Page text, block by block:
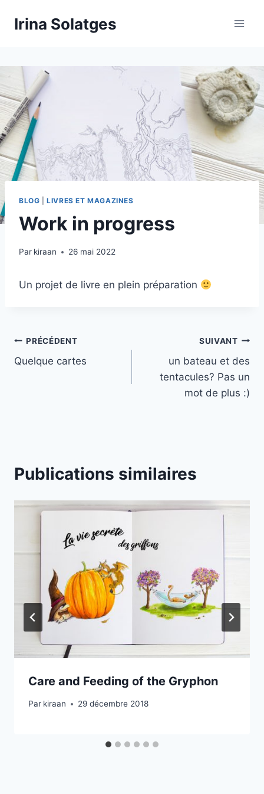
Irina Solatges
BLOG |LIVRES ET MAGAZINES
Work in progress
Par kiraan 26 mai 2022
Un projet de livre en plein préparation
Navigation
de
PRÉCÉDENT
Quelque cartes
SUIVANT
un bateau et des
tentacules? Pas un
mot de plus :)
Publications similaires
Care and Feeding of the Gryphon
Par kiraan 29 décembre 2018